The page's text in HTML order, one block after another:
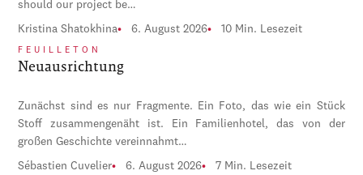
should our project be…
Kristina Shatokhina 6. August 2026 10 Min. Lesezeit
FEUILLETON
Neuausrichtung
Zunächst sind es nur Fragmente. Ein Foto, das wie ein Stück
Stoff zusammengenäht ist. Ein Familienhotel, das von der
großen Geschichte vereinnahmt…
Sébastien Cuvelier 6. August 2026 7 Min. Lesezeit